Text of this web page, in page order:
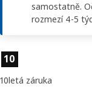
samostatně.
rozmezí 4-5
Vlastnosti výrobku
10
10letá záruka